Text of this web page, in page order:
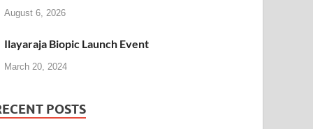
August 6, 2026
Ilayaraja Biopic Launch Event
March 20, 2024
POSTS